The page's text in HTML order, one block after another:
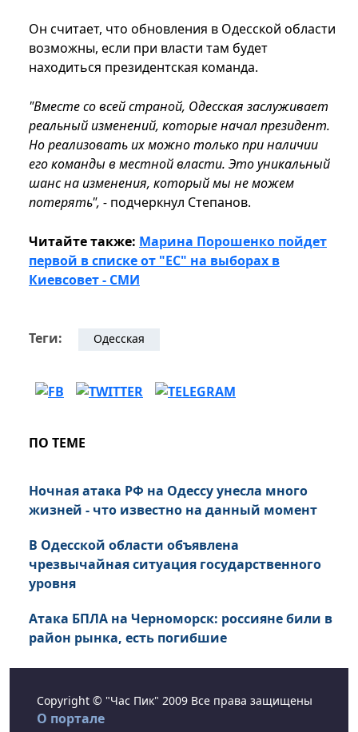
Он считает, что обновления в Одесской области
возможны, если при власти там будет
находиться президентская команда.
"Вместе со всей страной, Одесская заслуживает
реальный изменений, которые начал президент.
Но реализовать их можно только при наличии
его команды в местной власти. Это уникальный
шанс на изменения, который мы не можем
потерять", - подчеркнул Степанов.
Читайте также: Марина Порошенко пойдет
первой в списке от "ЕС" на выборах в
Киевсовет - СМИ
Теги: Одесская
ПО ТЕМЕ
Ночная атака РФ на Одессу унесла много
жизней - что известно на данный момент
В Одесской области объявлена
чрезвычайная ситуация государственного
уровня
Атака БПЛА на Черноморск: россияне били в
район рынка, есть погибшие
Copyright © "Час Пик" 2009 Все права защищены
О портале